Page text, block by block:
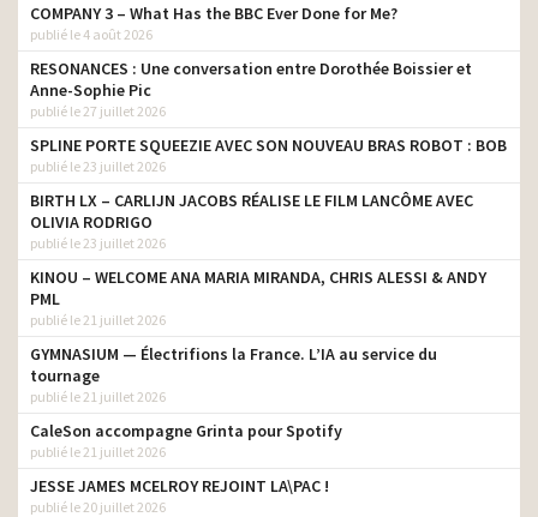
COMPANY 3 – What Has the BBC Ever Done for Me?
publié le 4 août 2026
RESONANCES : Une conversation entre Dorothée Boissier et
Anne-Sophie Pic
publié le 27 juillet 2026
SPLINE PORTE SQUEEZIE AVEC SON NOUVEAU BRAS ROBOT : BOB
publié le 23 juillet 2026
BIRTH LX – CARLIJN JACOBS RÉALISE LE FILM LANCÔME AVEC
OLIVIA RODRIGO
publié le 23 juillet 2026
KINOU – WELCOME ANA MARIA MIRANDA, CHRIS ALESSI & ANDY
PML
publié le 21 juillet 2026
GYMNASIUM — Électrifions la France. L’IA au service du
tournage
publié le 21 juillet 2026
CaleSon accompagne Grinta pour Spotify
publié le 21 juillet 2026
JESSE JAMES MCELROY REJOINT LA\PAC !
publié le 20 juillet 2026